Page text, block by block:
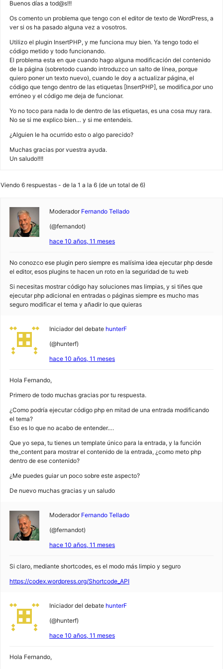
Buenos días a tod@s!!!
Os comento un problema que tengo con el editor de texto de WordPress, a
ver si os ha pasado alguna vez a vosotros.
Utilizo el plugin InsertPHP, y me funciona muy bien. Ya tengo todo el
código metido y todo funcionando.
El problema esta en que cuando hago alguna modificación del contenido
de la página (sobretodo cuando introduzco un salto de línea, porque
quiero poner un texto nuevo), cuando le doy a actualizar página, el
código que tengo dentro de las etiquetas [InsertPHP], se modifica,por uno
erróneo y el código me deja de funcionar.
Yo no toco para nada lo de dentro de las etiquetas, es una cosa muy rara.
No se si me explico bien… y si me entendeis.
¿Alguien le ha ocurrido esto o algo parecido?
Muchas gracias por vuestra ayuda.
Un saludo!!!!
Viendo 6 respuestas - de la 1 a la 6 (de un total de 6)
Moderador Fernando Tellado
(@fernandot)
hace 10 años, 11 meses
No conozco ese plugin pero siempre es malísima idea ejecutar php desde
el editor, esos plugins te hacen un roto en la seguridad de tu web
Si necesitas mostrar código hay soluciones mas limpias, y si tiñes que
ejecutar php adicional en entradas o páginas siempre es mucho mas
seguro modificar el tema y añadir lo que quieras
Iniciador del debate hunterF
(@hunterf)
hace 10 años, 11 meses
Hola Fernando,
Primero de todo muchas gracias por tu respuesta.
¿Como podría ejecutar código php en mitad de una entrada modificando
el tema?
Eso es lo que no acabo de entender….
Que yo sepa, tu tienes un template único para la entrada, y la función
the_content para mostrar el contenido de la entrada, ¿como meto php
dentro de ese contenido?
¿Me puedes guiar un poco sobre este aspecto?
De nuevo muchas gracias y un saludo
Moderador Fernando Tellado
(@fernandot)
hace 10 años, 11 meses
Si claro, mediante shortcodes, es el modo más limpio y seguro
https://codex.wordpress.org/Shortcode_API
Iniciador del debate hunterF
(@hunterf)
hace 10 años, 11 meses
Hola Fernando,